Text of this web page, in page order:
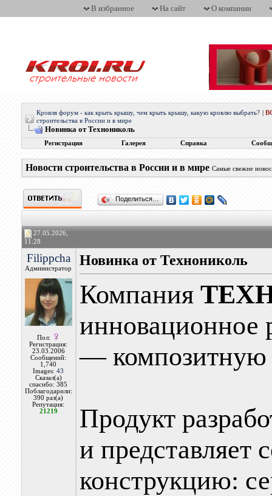
В избранное На сайт О компании
Кровля форум - как крыть крышу, чем крыть крышу, какую кровлю выбрать?
строительства в России и в мире
Новинка от Технониколь
Регистрация Галерея Справка
Новости строительства в России и в мире Самые свежие
Поделиться…
27.05.2026,
11:28
Filippcha
Администратор
Пол:
Регистрация:
23.03.2006
Сообщений:
1,740
Images:43
Сказал(а)
спасибо: 385
Поблагодарили:
390 раз(а)
Репутация:
21219
Новинка от Технониколь
Компания
инновационное
— композитную
Продукт
и представляет
конструкцию: